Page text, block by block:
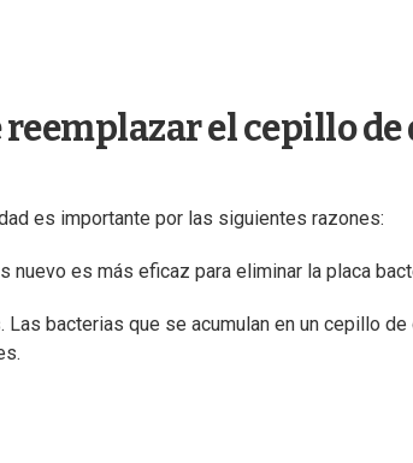
el cepillo de
es importante por las siguientes razones:
es más eficaz para eliminar la placa
bacterias que se acumulan en un cepillo